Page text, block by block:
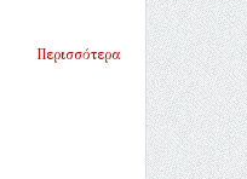
Περισσότερα